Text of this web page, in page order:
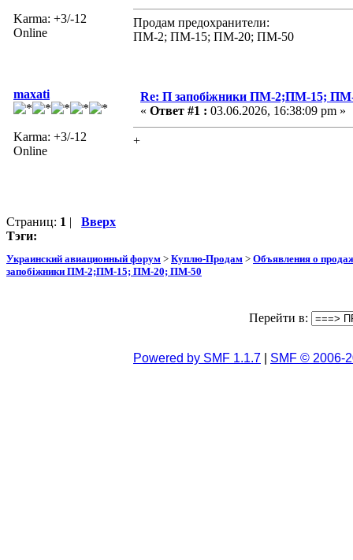
Karma: +3/-12
Online
Продам предохранители:
ПМ-2; ПМ-15; ПМ-20; ПМ-50
maxati
Karma: +3/-12
Online
Re: П запобіжники ПМ-2;ПМ-15;
« Ответ #1 : 03.06.2026, 16:38:09 pm »
+
Страниц: 1 | Вверх
Тэги:
Украинский авиационный форум > Куплю-Продам > Объявления о
запобіжники ПМ-2;ПМ-15; ПМ-20; ПМ-50
Перейти в:
Powered by SMF 1.1.7 SMF © 2006-